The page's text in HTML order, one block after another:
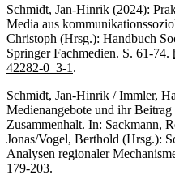
Schmidt, Jan-Hinrik (2024):
Media aus
Christoph (Hrsg.): Handbuch
Springer Fachmedien. S. 61-74.
42282-0_3-1 .
Schmidt, Jan-Hinrik / Immler,
Medienangebote und ihr
Zusammenhalt. In: Sackmann,
Jonas/Vogel, Berthold (Hrsg.):
Analysen regionaler
179-203.